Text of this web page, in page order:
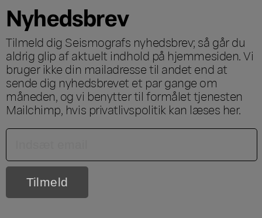
Nyhedsbrev
Tilmeld dig Seismografs nyhedsbrev; så går du
aldrig glip af aktuelt indhold på hjemmesiden. Vi
bruger ikke din mailadresse til andet end at
sende dig nyhedsbrevet et par gange om
måneden, og vi benytter til formålet tjenesten
Mailchimp, hvis privatlivspolitik kan læses her.